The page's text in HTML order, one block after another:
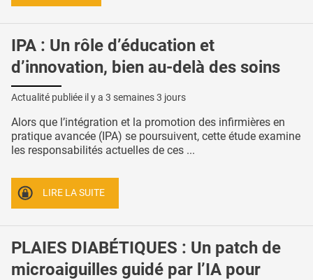
IPA : Un rôle d’éducation et
d’innovation, bien au-delà des soins
Actualité publiée il y a 3 semaines 3 jours
Alors que l’intégration et la promotion des infirmières en
pratique avancée (IPA) se poursuivent, cette étude examine
les responsabilités actuelles de ces ...
LIRE LA SUITE
PLAIES DIABÉTIQUES : Un patch de
microaiguilles guidé par l’IA pour